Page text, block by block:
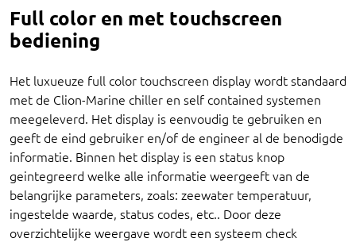
Full color en met touchscreen
bediening
Het luxueuze full color touchscreen display wordt standaard
met de Clion-Marine chiller en self contained systemen
meegeleverd. Het display is eenvoudig te gebruiken en
geeft de eind gebruiker en/of de engineer al de benodigde
informatie. Binnen het display is een status knop
geintegreerd welke alle informatie weergeeft van de
belangrijke parameters, zoals: zeewater temperatuur,
ingestelde waarde, status codes, etc.. Door deze
overzichtelijke weergave wordt een systeem check